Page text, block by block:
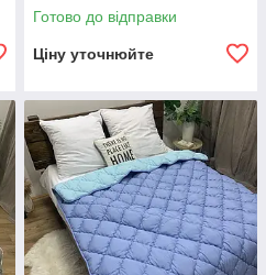
Готово до відправки
Ціну уточнюйте